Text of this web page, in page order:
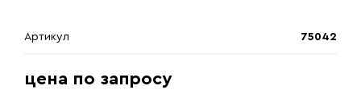
Артикул 75042
цена по запросу